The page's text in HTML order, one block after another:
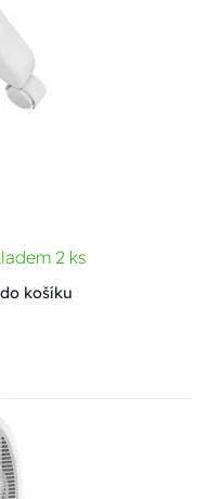
2 ks
košíku